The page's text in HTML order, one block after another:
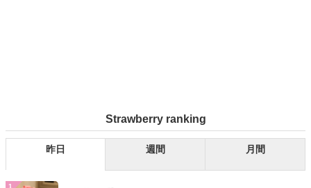
Strawberry ranking
昨日 週間 月間